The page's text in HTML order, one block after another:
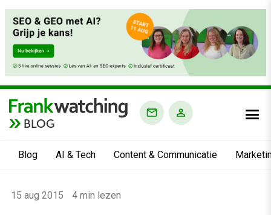
BLOG
Blog AI & Tech Content & Communicatie
15 aug 2015 4 min lezen